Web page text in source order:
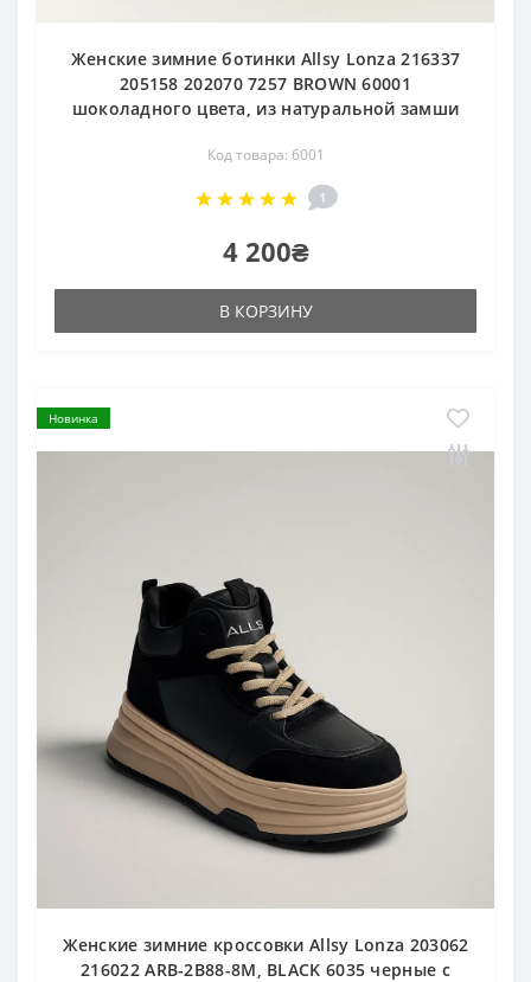
Женские зимние ботинки Allsy Lonza 216337
205158 202070 7257 BROWN 60001
шоколадного цвета, из натуральной замши
Код товара: 6001
1
4 200₴
В КОРЗИНУ
Новинка
Женские зимние кроссовки Allsy Lonza 203062
216022 ARB-2B88-8M, BLACK 6035 черные с